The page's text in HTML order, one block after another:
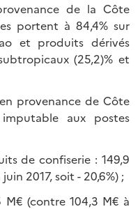
de la Côte
portent à 84,4% sur
et produits dérivés
(25,2)% et
provenance de Côte
aux postes
de confiserie : 149,9
2017, soit - 20,6%) ;
M€ (contre 104,3 M€ à